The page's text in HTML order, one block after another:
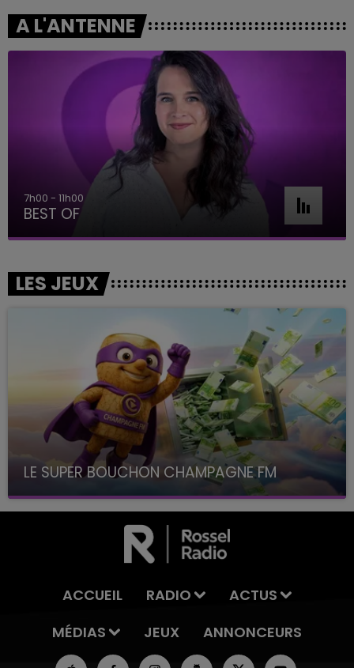
A L'ANTENNE
7h00 - 11h00
BEST OF
LES JEUX
LE SUPER BOUCHON CHAMPAGNE FM
avec La Famille Champagne FM, à 8H10
ACCUEIL RADIO
ACTUS
MÉDIAS
JEUX ANNONCEURS